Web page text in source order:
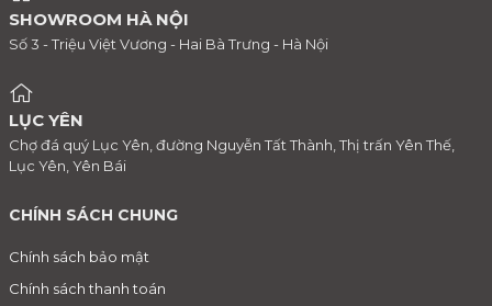
SHOWROOM HÀ NỘI
Số 3 - Triệu Việt Vương - Hai Bà Trưng - Hà Nội
LỤC YÊN
Chợ đá quý Lục Yên, đường Nguyễn Tất Thành, Thị trấn Yên Thế,
Lục Yên, Yên Bái
CHÍNH SÁCH CHUNG
Chính sách bảo mật
Chính sách thanh toán